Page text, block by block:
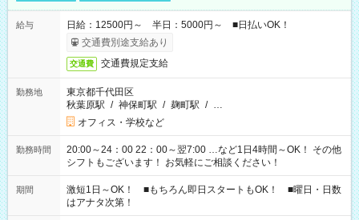
給与
日給：12500円～ 半日：5000円～ ■日払いOK！
交通費別途支給あり
交通費 交通費規定支給
勤務地
東京都千代田区
秋葉原駅 / 神保町駅 / 麹町駅 / …
オフィス・学校など
勤務時間
20:00～24：00 22：00～翌7:00 …など1日4時間～OK！ その他
シフトもございます！ お気軽にご相談ください！
期間
激短1日～OK！ ■もちろん即日スタートもOK！ ■曜日・日数
はアナタ次第！